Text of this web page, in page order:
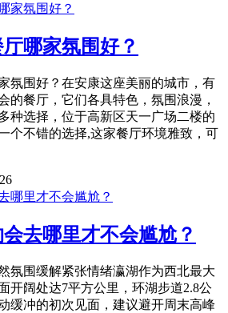
哪家氛围好？
氛围好？在安康这座美丽的城市，有
的餐厅，它们各具特色，氛围浪漫，
种选择，位于高新区天一广场二楼的
个不错的选择,这家餐厅环境雅致，可
去哪里才不会尴尬？
氛围缓解紧张情绪瀛湖作为西北最大
开阔处达7平方公里，环湖步道2.8公
缓冲的初次见面，建议避开周末高峰